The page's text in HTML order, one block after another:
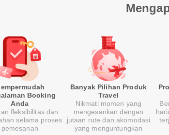
Booking
Anda
fleksibilitas dan
selama proses
pemesanan
Banyak Pilihan Produk
Travel
Nikmati momen yang
mengesankan dengan
jutaan rute dan akomodasi
yang menguntungkan